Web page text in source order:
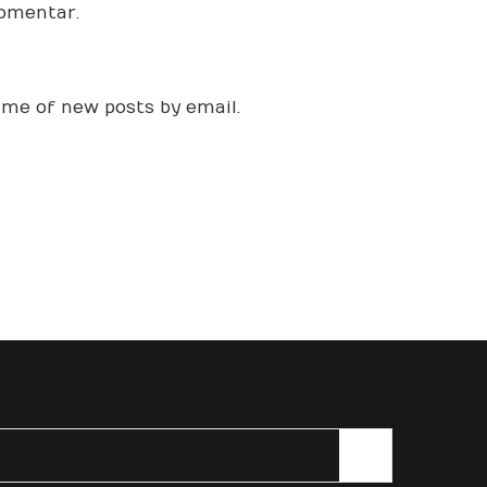
of new posts by email.